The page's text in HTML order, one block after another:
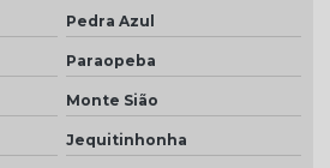
Pedra Azul
Paraopeba
Monte Sião
Jequitinhonha